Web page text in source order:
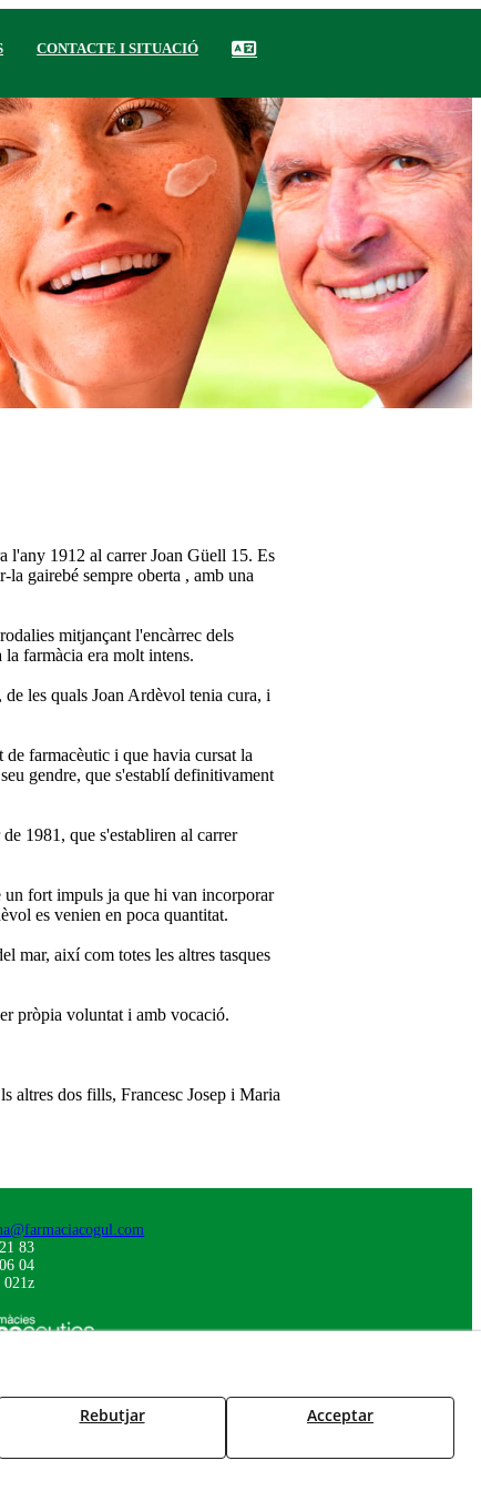
CONTACTE I SITUACIÓ
l'any 1912 al carrer Joan Güell 15. Es
gairebé sempre oberta , amb una
mitjançant l'encàrrec dels
la farmàcia era molt intens.
les quals Joan Ardèvol tenia cura, i
farmacèutic i que havia cursat la
gendre, que s'establí definitivament
1981, que s'establiren al carrer
un fort impuls ja que hi van incorporar
es venien en poca quantitat.
mar, així com totes les altres tasques
pròpia voluntat i amb vocació.
altres dos fills, Francesc Josep i Maria
83
04
021z
Rebutjar Acceptar